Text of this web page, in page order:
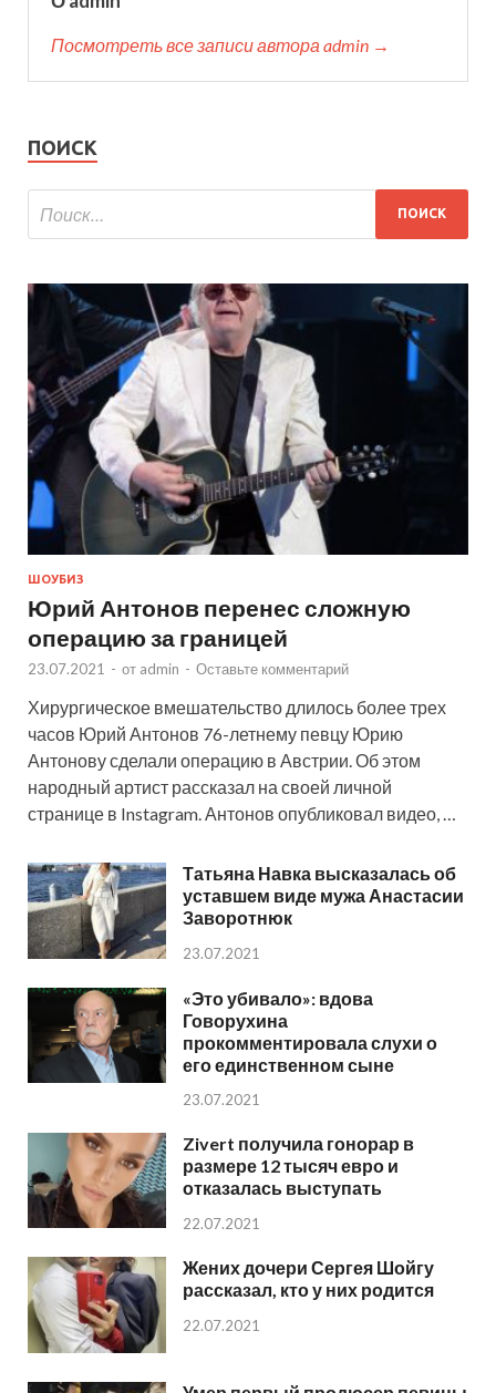
Посмотреть все записи автора admin →
ПОИСК
ШОУБИЗ
Юрий Антонов перенес сложную
операцию за границей
23.07.2021 - от admin - Оставьте комментарий
Хирургическое вмешательство длилось более трех
часов Юрий Антонов 76-летнему певцу Юрию
Антонову сделали операцию в Австрии. Об этом
народный артист рассказал на своей личной
странице в Instagram. Антонов опубликовал видео, …
Татьяна Навка высказалась об
уставшем виде мужа Анастасии
Заворотнюк
23.07.2021
«Это убивало»: вдова
Говорухина
прокомментировала слухи о
его единственном сыне
23.07.2021
Zivert получила гонорар в
размере 12 тысяч евро и
отказалась выступать
22.07.2021
Жених дочери Сергея Шойгу
рассказал, кто у них родится
22.07.2021